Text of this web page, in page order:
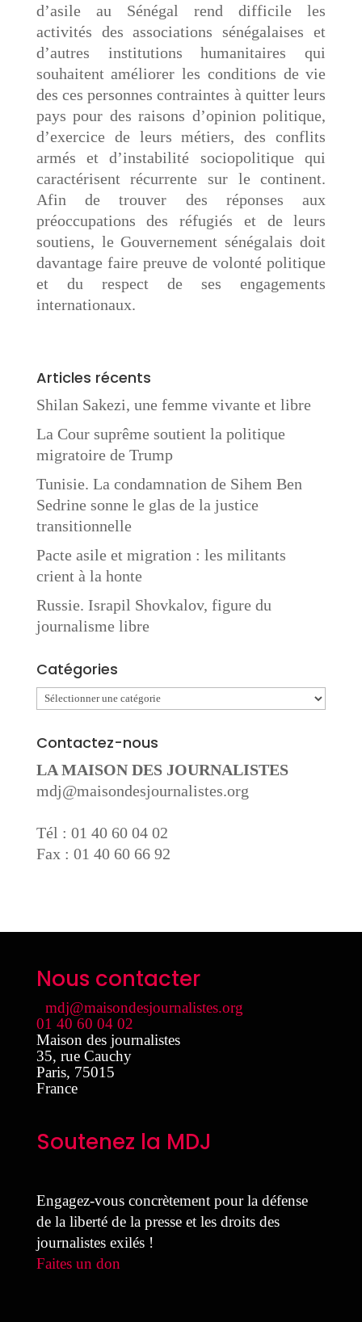
d’asile au Sénégal rend difficile les
activités des associations sénégalaises et
d’autres institutions humanitaires qui
souhaitent améliorer les conditions de vie
des ces personnes contraintes à quitter leurs
pays pour des raisons d’opinion politique,
d’exercice de leurs métiers, des conflits
armés et d’instabilité sociopolitique qui
caractérisent récurrente sur le continent.
Afin de trouver des réponses aux
préoccupations des réfugiés et de leurs
soutiens, le Gouvernement sénégalais doit
davantage faire preuve de volonté politique
et du respect de ses engagements
internationaux.
Articles récents
Shilan Sakezi, une femme vivante et libre
La Cour suprême soutient la politique
migratoire de Trump
Tunisie. La condamnation de Sihem Ben
Sedrine sonne le glas de la justice
transitionnelle
Pacte asile et migration : les militants
crient à la honte
Russie. Israpil Shovkalov, figure du
journalisme libre
Catégories
Catégories
Contactez-nous
LA MAISON DES JOURNALISTES
mdj@maisondesjournalistes.org
Tél : 01 40 60 04 02
Fax : 01 40 60 66 92
Nous contacter
mdj@maisondesjournalistes.org
01 40 60 04 02
Maison des journalistes
35, rue Cauchy
Paris, 75015
France
Soutenez la MDJ
Engagez-vous concrètement pour la défense
de la liberté de la presse et les droits des
journalistes exilés !
Faites un don